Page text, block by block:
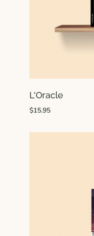
L'Oracle
$15.95